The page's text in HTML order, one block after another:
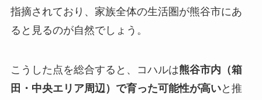
指摘されており、家族全体の生活圏が熊谷市にあ
ると見るのが自然でしょう。
こうした点を総合すると、コハルは熊谷市内（箱
田・中央エリア周辺）で育った可能性が高いと推